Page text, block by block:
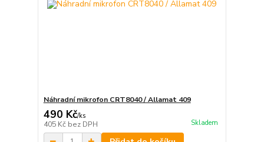
Náhradní mikrofon CRT8040 / Allamat 409
490 Kč/ks
405 Kč bez DPH Skladem